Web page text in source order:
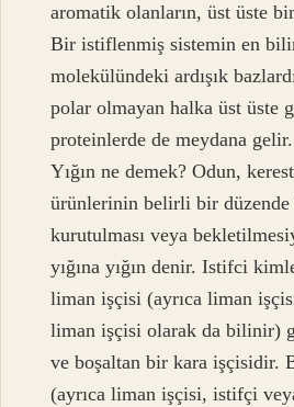
aromatik olanların, üst üste
Bir istiflenmiş sistemin en
molekülündeki ardışık
polar olmayan halka üst üste
proteinlerde de meydana
Yığın ne demek? Odun,
ürünlerinin belirli bir
kurutulması veya
yığına yığın denir. Istifci
liman işçisi (ayrıca liman
liman işçisi olarak da bilinir)
ve boşaltan bir kara işçisidir.
(ayrıca liman işçisi, istifçi